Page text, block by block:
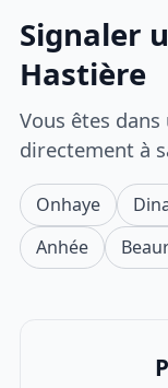
Signaler
Hastière
Vous êtes
directement à
Onhaye
Anhée